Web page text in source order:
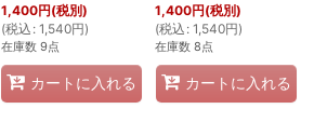
1,400円(税別)
(税込 : 1,540円)
在庫数 9点
カートに入れる
1,400円(税別)
(税込 : 1,540円)
在庫数 8点
カートに入れる